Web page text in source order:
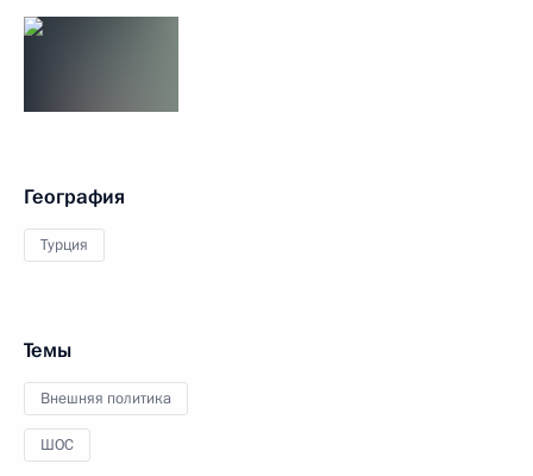
География
Турция
Темы
Внешняя политика
ШОС